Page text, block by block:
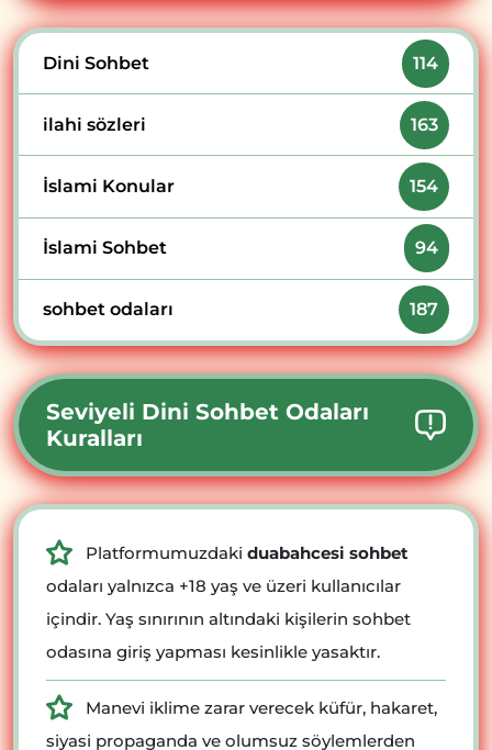
Dini Sohbet 114
ilahi sözleri 163
İslami Konular 154
İslami Sohbet 94
sohbet odaları 187
Seviyeli Dini Sohbet Odaları
Kuralları
Platformumuzdaki duabahcesi sohbet
odaları yalnızca +18 yaş ve üzeri kullanıcılar
içindir. Yaş sınırının altındaki kişilerin sohbet
odasına giriş yapması kesinlikle yasaktır.
Manevi iklime zarar verecek küfür, hakaret,
siyasi propaganda ve olumsuz söylemlerden